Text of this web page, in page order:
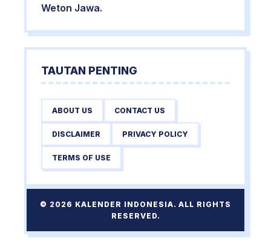
Weton Jawa.
TAUTAN PENTING
ABOUT US CONTACT US
DISCLAIMER PRIVACY POLICY
TERMS OF USE
© 2026 KALENDER INDONESIA. ALL RIGHTS
RESERVED.